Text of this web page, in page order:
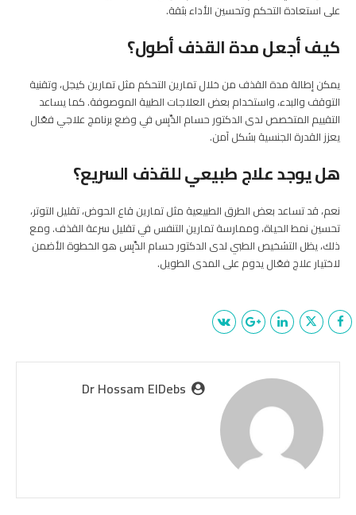
على استعادة التحكم وتحسين الأداء بثقة.
كيف أجعل مدة القذف أطول؟
يمكن إطالة مدة القذف من خلال تمارين التحكم مثل تمارين كيجل، وتقنية
التوقف والبدء، واستخدام بعض العلاجات الطبية الموصوفة. كما يساعد
التقييم المتخصص لدى الدكتور حسام الدِّبِس في وضع برنامج علاجي فعّال
يعزز القدرة الجنسية بشكل آمن.
هل يوجد علاج طبيعي للقذف السريع؟
نعم، قد تساعد بعض الطرق الطبيعية مثل تمارين قاع الحوض، تقليل التوتر،
تحسين نمط الحياة، وممارسة تمارين التنفس في تقليل سرعة القذف. ومع
ذلك، يظل التشخيص الطبي لدى الدكتور حسام الدِّبِس هو الخطوة الأضمن
لاختيار علاج فعّال يدوم على المدى الطويل.
Dr Hossam ElDebs